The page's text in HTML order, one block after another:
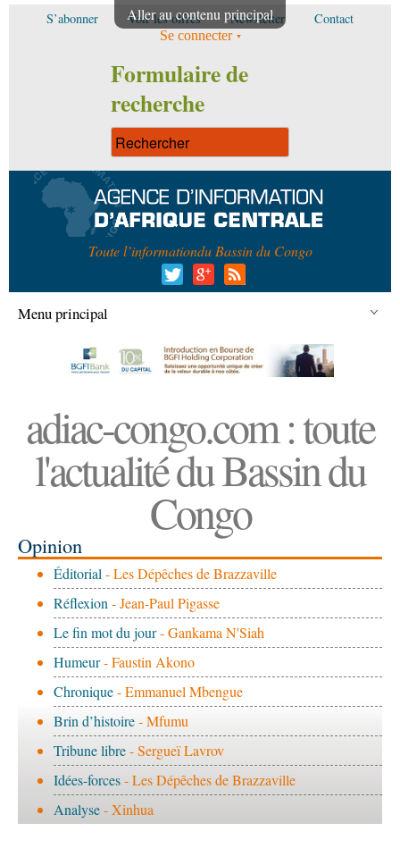
Aller au contenu principal
S’abonner Voir les offres Newsletter Contact
Se connecter
Formulaire de
recherche
Toute l’informationdu Bassin du Congo
Menu principal
adiac-congo.com : toute
l'actualité du Bassin du
Congo
Opinion
Éditorial- Les Dépêches de Brazzaville
Réflexion- Jean-Paul Pigasse
Le fin mot du jour- Gankama N'Siah
Humeur- Faustin Akono
Chronique- Emmanuel Mbengue
Brin d’histoire- Mfumu
Tribune libre- Sergueï Lavrov
Idées-forces- Les Dépêches de Brazzaville
Analyse- Xinhua